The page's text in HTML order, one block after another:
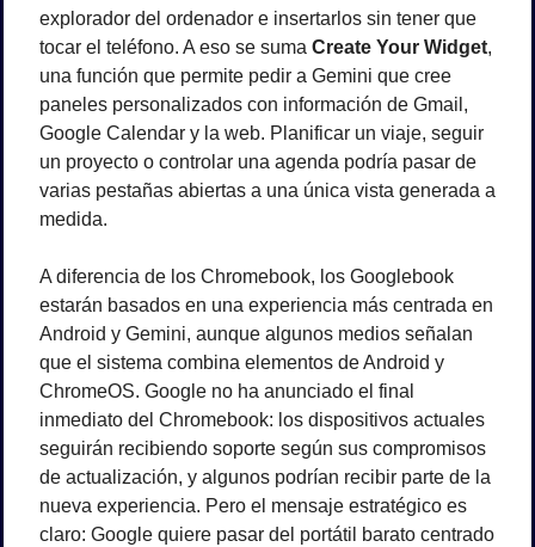
explorador del ordenador e insertarlos sin tener que
tocar el teléfono. A eso se suma Create Your Widget,
una función que permite pedir a Gemini que cree
paneles personalizados con información de Gmail,
Google Calendar y la web. Planificar un viaje, seguir
un proyecto o controlar una agenda podría pasar de
varias pestañas abiertas a una única vista generada a
medida.
A diferencia de los Chromebook, los Googlebook
estarán basados en una experiencia más centrada en
Android y Gemini, aunque algunos medios señalan
que el sistema combina elementos de Android y
ChromeOS. Google no ha anunciado el final
inmediato del Chromebook: los dispositivos actuales
seguirán recibiendo soporte según sus compromisos
de actualización, y algunos podrían recibir parte de la
nueva experiencia. Pero el mensaje estratégico es
claro: Google quiere pasar del portátil barato centrado